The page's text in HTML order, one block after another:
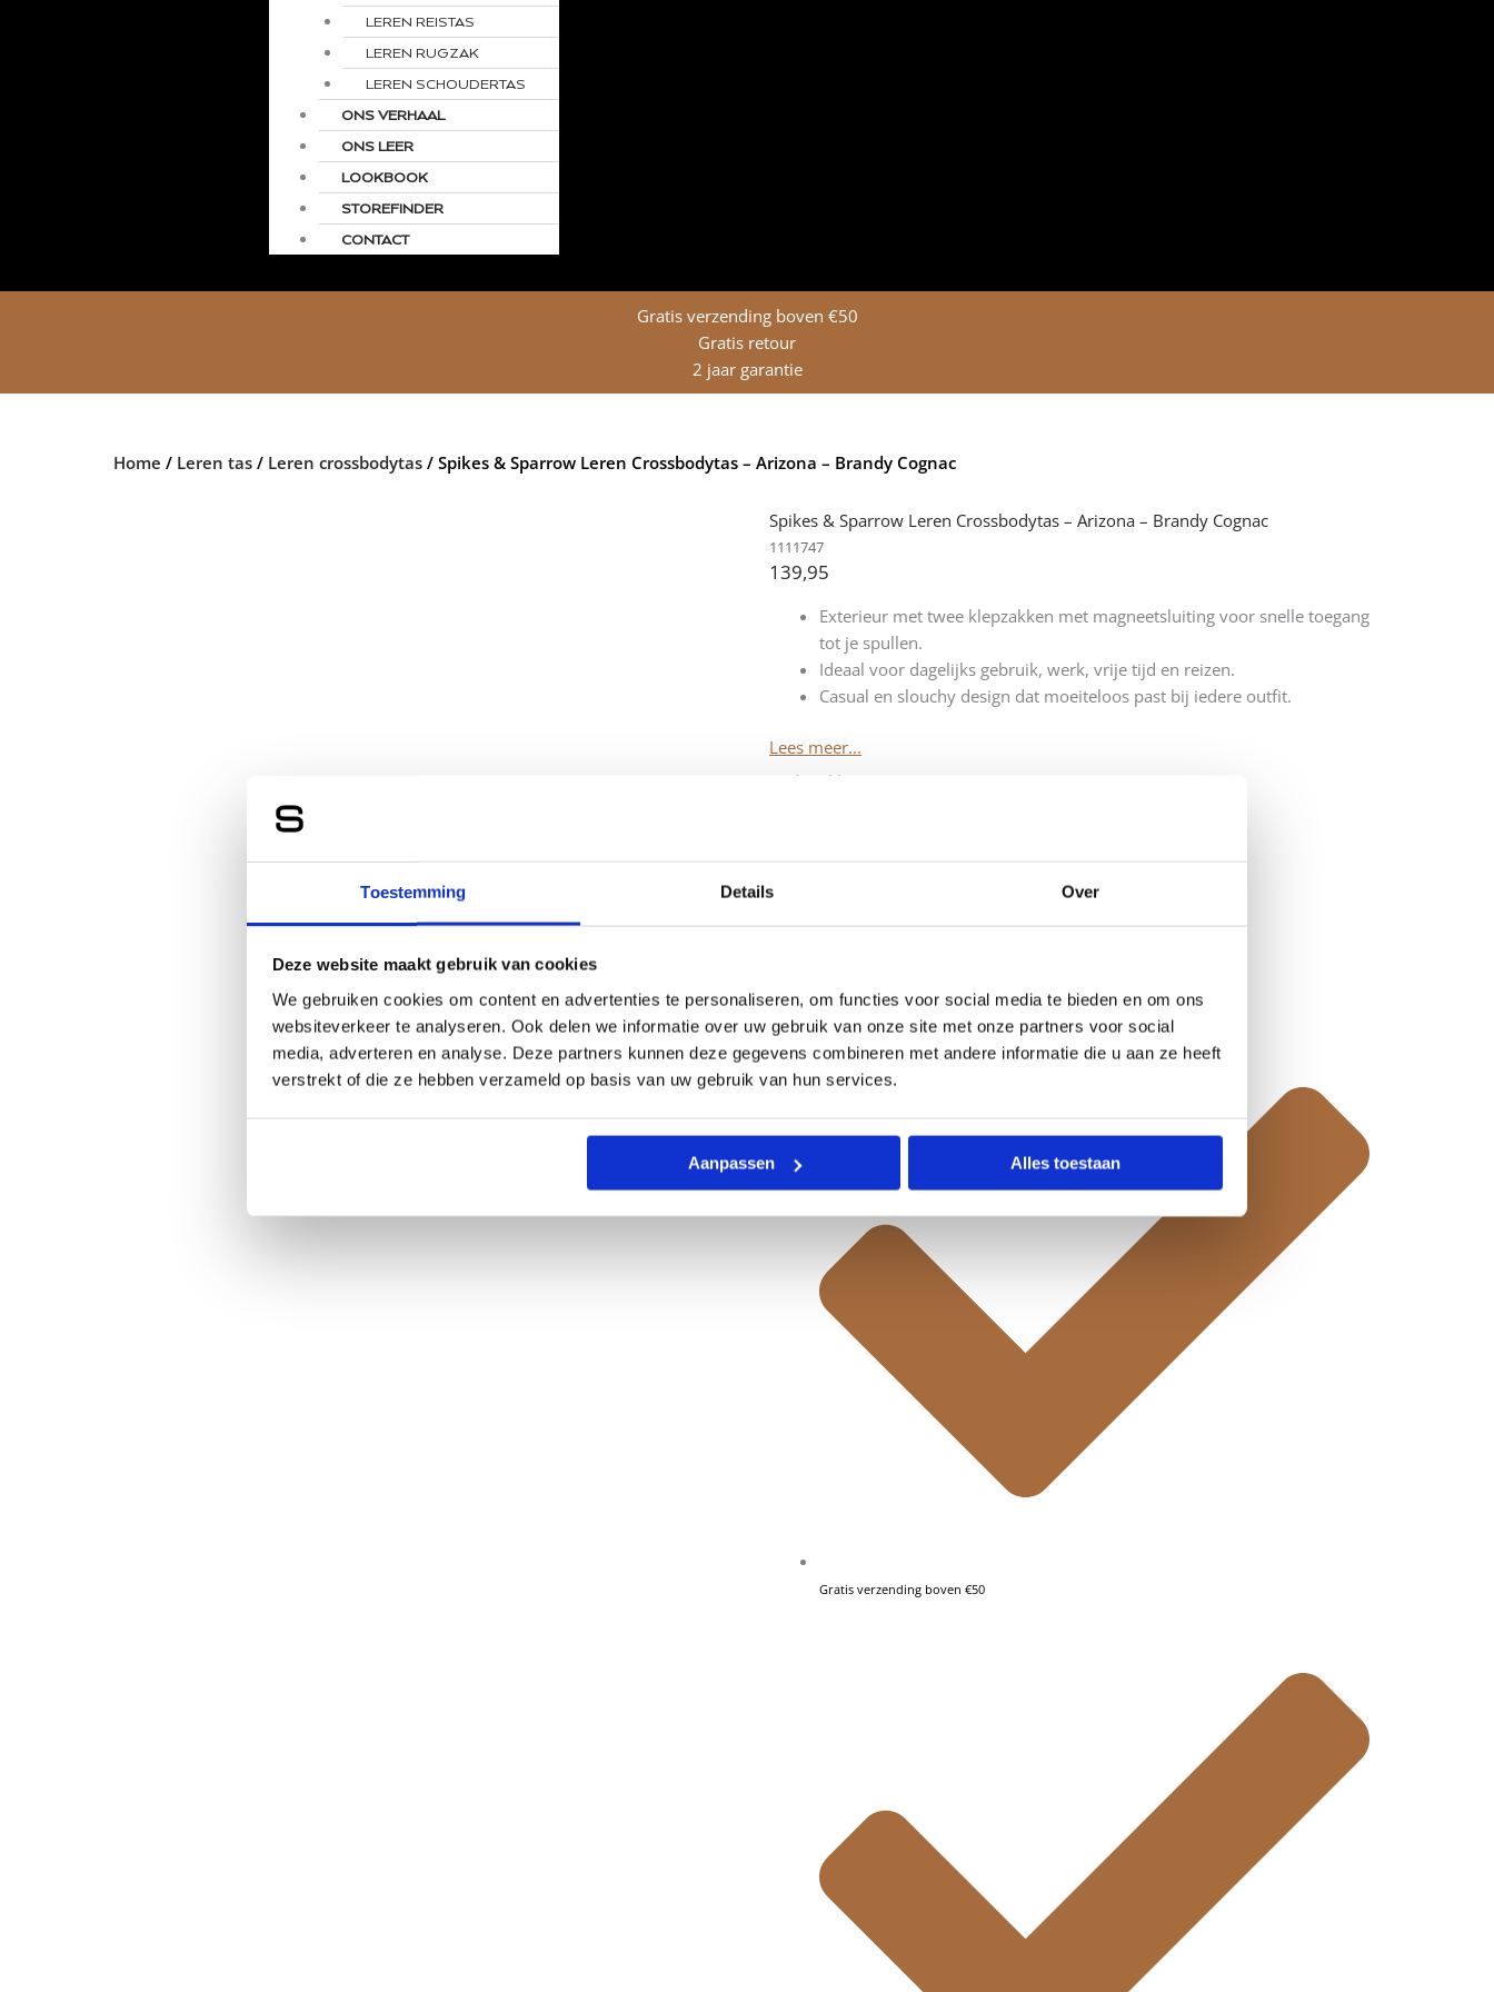
Toestemming Details Over
Deze website maakt gebruik van cookies
We gebruiken cookies om content en advertenties te personaliseren, om functies voor social media te bieden en om ons
websiteverkeer te analyseren. Ook delen we informatie over uw gebruik van onze site met onze partners voor social
media, adverteren en analyse. Deze partners kunnen deze gegevens combineren met andere informatie die u aan ze heeft
verstrekt of die ze hebben verzameld op basis van uw gebruik van hun services.
Aanpassen Alles toestaan
LEREN REISTAS
LEREN RUGZAK
LEREN SCHOUDERTAS
ONS VERHAAL
ONS LEER
LOOKBOOK
STOREFINDER
CONTACT
Gratis verzending boven €50
Gratis retour
2 jaar garantie
Home / Leren tas / Leren crossbodytas / Spikes & Sparrow Leren Crossbodytas – Arizona – Brandy Cognac
Spikes & Sparrow Leren Crossbodytas – Arizona – Brandy Cognac
1111747
139,95
Exterieur met twee klepzakken met magneetsluiting voor snelle toegang
tot je spullen.
Ideaal voor dagelijks gebruik, werk, vrije tijd en reizen.
Casual en slouchy design dat moeiteloos past bij iedere outfit.
Lees meer...
Andere kleuren
-
Crossbodytas
-
Arizona
Brandy
aantal
+ Toevoegen aan winkelwagen
Gratis verzending boven €50